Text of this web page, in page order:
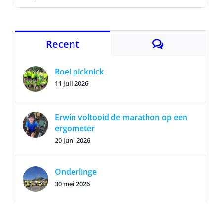
Recent Reacties
Roei picknick
11 juli 2026
Erwin voltooid de marathon op een
ergometer
20 juni 2026
Onderlinge
30 mei 2026